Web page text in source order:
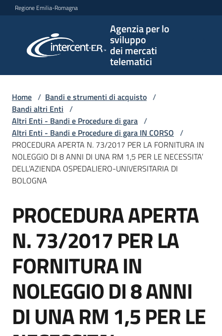
Vai al contenuto
Vai alla navigazione
Vai al footer
Regione Emilia-Romagna
Agenzia per lo
sviluppo
dei mercati
telematici
per lo
sviluppo
telematici
L'Agenzia
Bandi
strumenti
di
Supporto
Piattaforme
telematiche
Home / Bandi e strumenti di acquisto /
Bandi altri Enti /
Altri Enti - Bandi e Procedure di gara /
Altri Enti - Bandi e Procedure di gara IN CORSO /
PROCEDURA APERTA N. 73/2017 PER LA FORNITURA IN
NOLEGGIO DI 8 ANNI DI UNA RM 1,5 PER LE NECESSITA’
DELL’AZIENDA OSPEDALIERO-UNIVERSITARIA DI
BOLOGNA
Salta al contenuto
PROCEDURA APERTA
N. 73/2017 PER LA
FORNITURA IN
NOLEGGIO DI 8 ANNI
DI UNA RM 1,5 PER LE